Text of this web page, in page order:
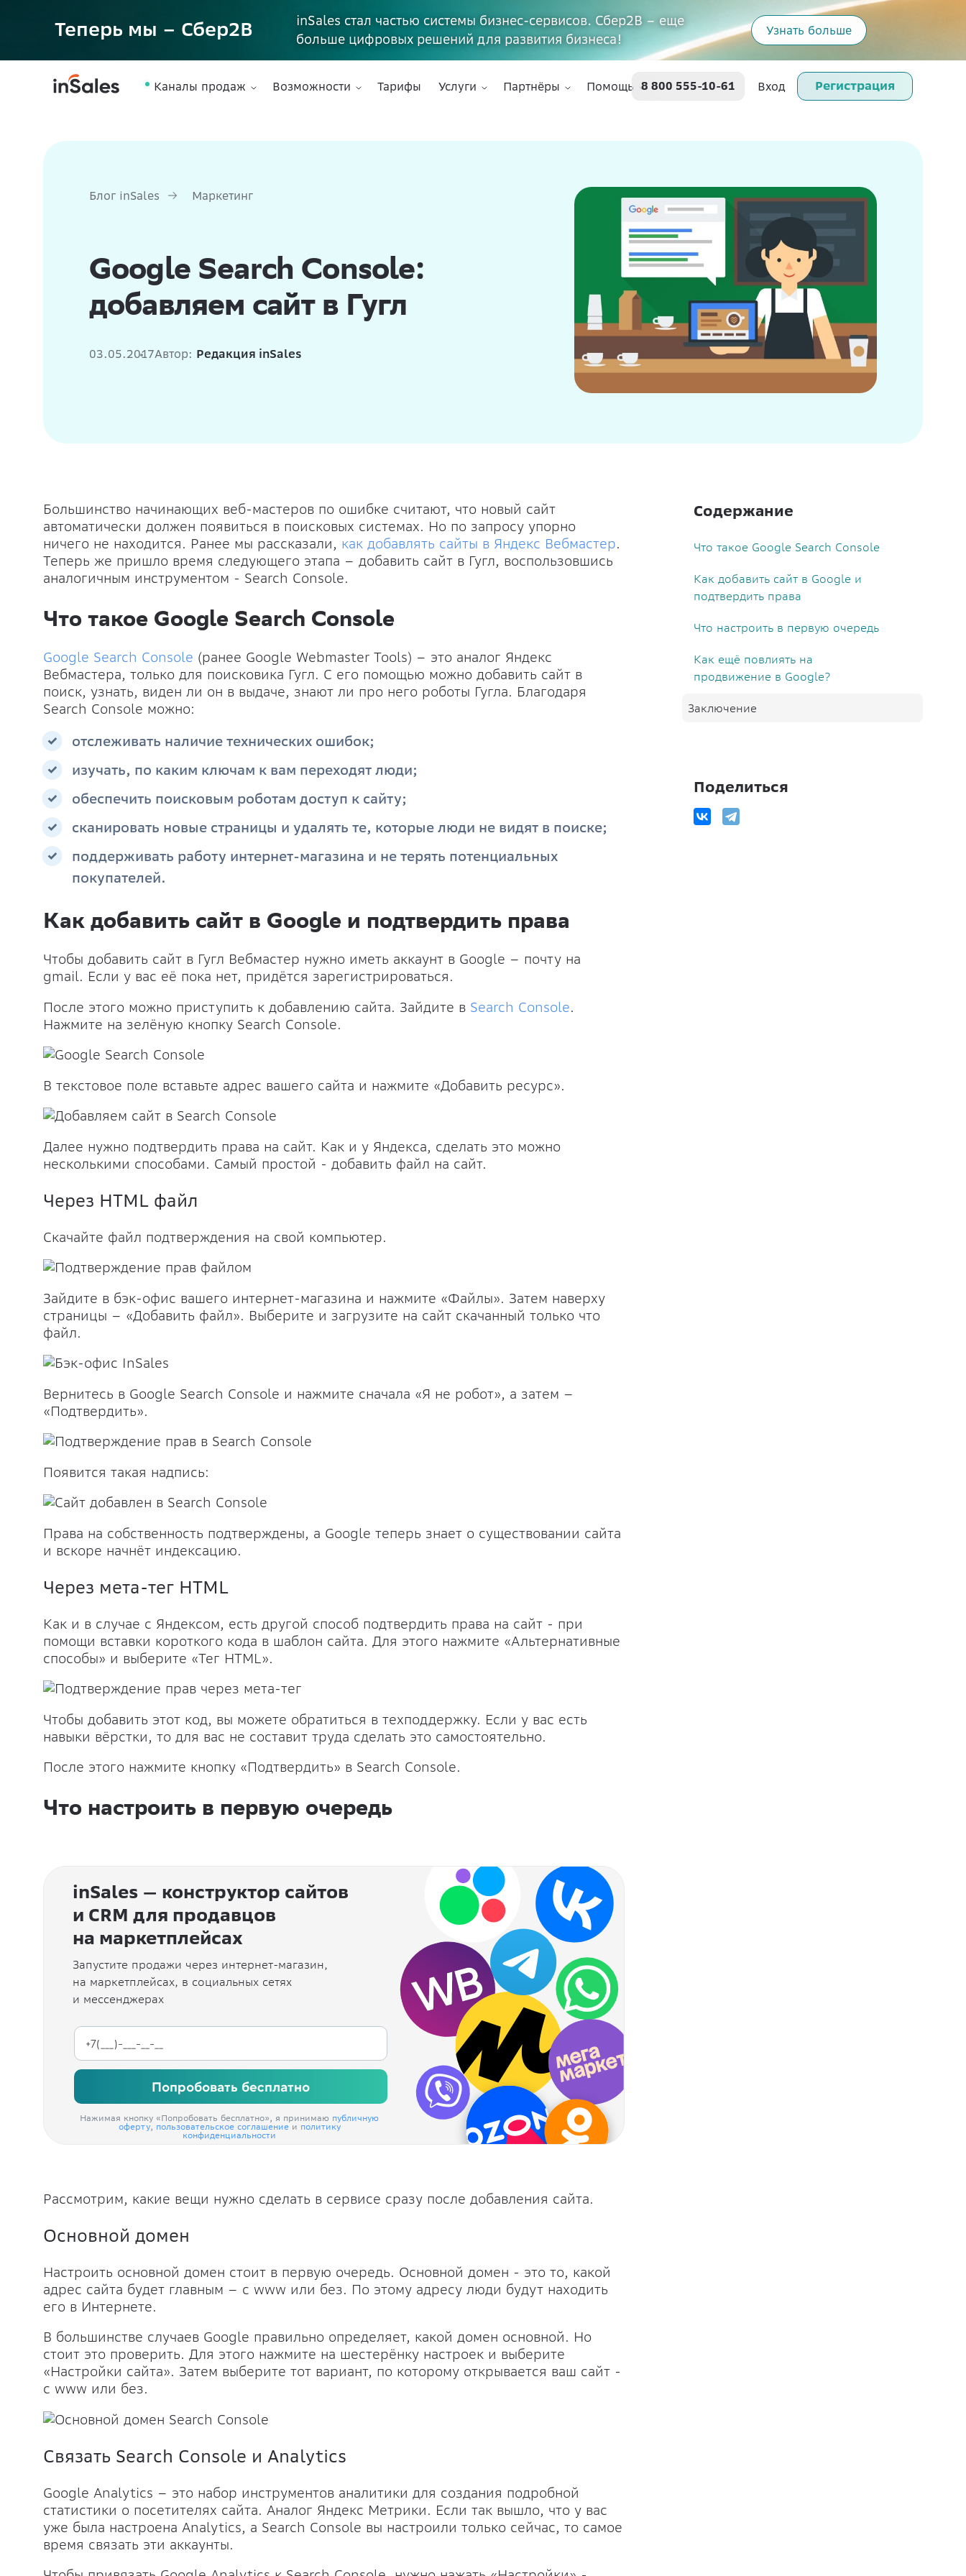
Теперь мы – Сбер2B
inSales стал частью системы бизнес-сервисов. Сбер2В – еще
больше цифровых решений для развития бизнеса!
Узнать больше
Каналы продаж Возможности Тарифы Услуги Партнёры Помощь 8 800 555-10-61 Вход Регистрация
Блог inSales Маркетинг
Google Search Console:
добавляем сайт в Гугл
03.05.2017Автор: Редакция inSales
Большинство начинающих веб-мастеров по ошибке считают, что новый сайт
автоматически должен появиться в поисковых системах. Но по запросу упорно
ничего не находится. Ранее мы рассказали, как добавлять сайты в Яндекс Вебмастер.
Теперь же пришло время следующего этапа – добавить сайт в Гугл, воспользовшись
аналогичным инструментом - Search Console.
Что такое Google Search Console
Google Search Console (ранее Google Webmaster Tools) – это аналог Яндекс
Вебмастера, только для поисковика Гугл. С его помощью можно добавить сайт в
поиск, узнать, виден ли он в выдаче, знают ли про него роботы Гугла. Благодаря
Search Console можно:
отслеживать наличие технических ошибок;
изучать, по каким ключам к вам переходят люди;
обеспечить поисковым роботам доступ к сайту;
сканировать новые страницы и удалять те, которые люди не видят в поиске;
поддерживать работу интернет-магазина и не терять потенциальных
покупателей.
Как добавить сайт в Google и подтвердить права
Чтобы добавить сайт в Гугл Вебмастер нужно иметь аккаунт в Google – почту на
gmail. Если у вас её пока нет, придётся зарегистрироваться.
После этого можно приступить к добавлению сайта. Зайдите в Search Console.
Нажмите на зелёную кнопку Search Console.
В текстовое поле вставьте адрес вашего сайта и нажмите «Добавить ресурс».
Далее нужно подтвердить права на сайт. Как и у Яндекса, сделать это можно
несколькими способами. Самый простой - добавить файл на сайт.
Через HTML файл
Скачайте файл подтверждения на свой компьютер.
Зайдите в бэк-офис вашего интернет-магазина и нажмите «Файлы». Затем наверху
страницы – «Добавить файл». Выберите и загрузите на сайт скачанный только что
файл.
Вернитесь в Google Search Console и нажмите сначала «Я не робот», а затем –
«Подтвердить».
Появится такая надпись:
Права на собственность подтверждены, а Google теперь знает о существовании сайта
и вскоре начнёт индексацию.
Через мета-тег HTML
Как и в случае с Яндексом, есть другой способ подтвердить права на сайт - при
помощи вставки короткого кода в шаблон сайта. Для этого нажмите «Альтернативные
способы» и выберите «Тег HTML».
Чтобы добавить этот код, вы можете обратиться в техподдержку. Если у вас есть
навыки вёрстки, то для вас не составит труда сделать это самостоятельно.
После этого нажмите кнопку «Подтвердить» в Search Console.
Что настроить в первую очередь
inSales — конструктор сайтов
и CRM для продавцов
на маркетплейсах
Запустите продажи через интернет-магазин,
на маркетплейсах, в социальных сетях
и мессенджерах
Попробовать бесплатно
Нажимая кнопку «Попробовать бесплатно», я принимаю публичную
оферту, пользовательское соглашениеи политику
конфиденциальности
Рассмотрим, какие вещи нужно сделать в сервисе сразу после добавления сайта.
Основной домен
Настроить основной домен стоит в первую очередь. Основной домен - это то, какой
адрес сайта будет главным – с www или без. По этому адресу люди будут находить
его в Интернете.
В большинстве случаев Google правильно определяет, какой домен основной. Но
стоит это проверить. Для этого нажмите на шестерёнку настроек и выберите
«Настройки сайта». Затем выберите тот вариант, по которому открывается ваш сайт -
с www или без.
Связать Search Console и Analytics
Google Analytics – это набор инструментов аналитики для создания подробной
статистики о посетителях сайта. Аналог Яндекс Метрики. Если так вышло, что у вас
уже была настроена Analytics, а Search Console вы настроили только сейчас, то самое
время связать эти аккаунты.
Содержание
Что такое Google Search Console
Как добавить сайт в Google и
подтвердить права
Что настроить в первую очередь
Как ещё повлиять на
продвижение в Google?
Заключение
Поделиться